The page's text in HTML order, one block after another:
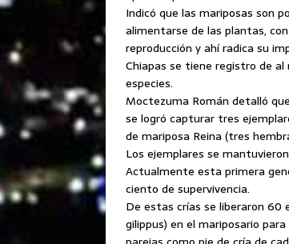
Indicó que las mariposas son
alimentarse de las plantas,
reproducción y ahí radica su
Chiapas se tiene registro de
especies.
Moctezuma Román detalló
se logró capturar tres
de mariposa Reina (tres
Los ejemplares se
Actualmente esta primera
ciento de supervivencia.
De estas crías se liberaron 60
gilippus) en el mariposario